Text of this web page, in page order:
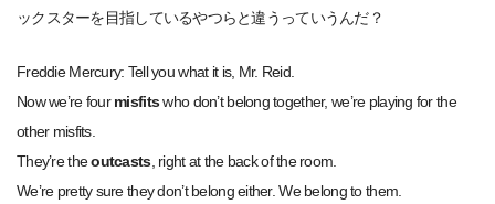
ックスターを目指しているやつらと違うっていうんだ？
Freddie Mercury: Tell you what it is, Mr. Reid.
Now we’re fourmisfitswho don’t belong together, we’re playing for the
other misfits.
They’re theoutcasts, right at the back of the room.
We’re pretty sure they don’t belong either. We belong to them.